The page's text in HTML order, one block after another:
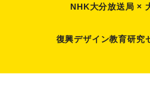
NHK大分放送局 ×
復興デザイン教育研究